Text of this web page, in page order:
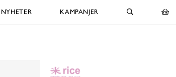
NYHETER KAMPANJER